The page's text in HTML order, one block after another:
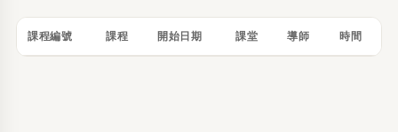
課程編號 課程 開始日期 課堂 導師 時間